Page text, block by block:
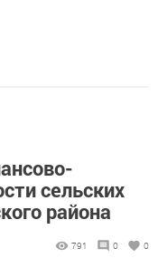
сельских
района
791 0 0